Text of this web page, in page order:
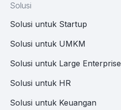
Solusi
Solusi untuk Startup
Solusi untuk UMKM
Solusi untuk Large Enterprise
Solusi untuk HR
Solusi untuk Keuangan